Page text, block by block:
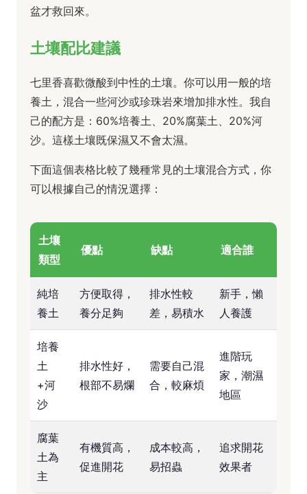
盆才救回來。
土壤配比建議
七里香喜歡微酸到中性的土壤。你可以用一般的培
養土，混合一些河沙或珍珠岩來增加排水性。我自
己的配方是：60%培養土、20%腐葉土、20%河
沙。這樣土壤既保濕又不會太濕。
下面這個表格比較了幾種常見的土壤混合方式，你
可以根據自己的情況選擇：
土壤
類型
優點 缺點 適合誰
純培
養土
方便取得，
養分足夠
排水性較
差，易積水
新手，懶
人養護
培養
土
+河
沙
排水性好，
根部不易爛
需要自己混
合，較麻煩
進階玩
家，潮濕
地區
腐葉
土為
主
有機質高，
促進開花
成本較高，
易招蟲
追求開花
效果者